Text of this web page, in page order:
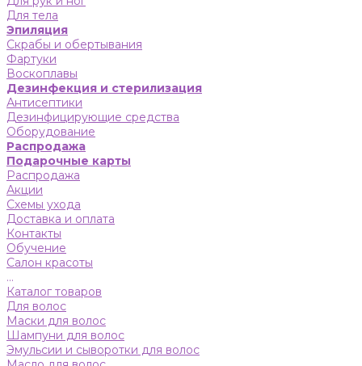
Для тела
Эпиляция
Скрабы и обертывания
Фартуки
Воскоплавы
Дезинфекция и стерилизация
Антисептики
Дезинфицирующие средства
Оборудование
Распродажа
Подарочные карты
Распродажа
Акции
Схемы ухода
Доставка и оплата
Контакты
Обучение
Салон красоты
...
Каталог товаров
Для волос
Маски для волос
Шампуни для волос
Эмульсии и сыворотки для волос